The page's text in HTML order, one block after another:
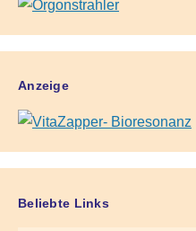
Anzeige
Beliebte Links